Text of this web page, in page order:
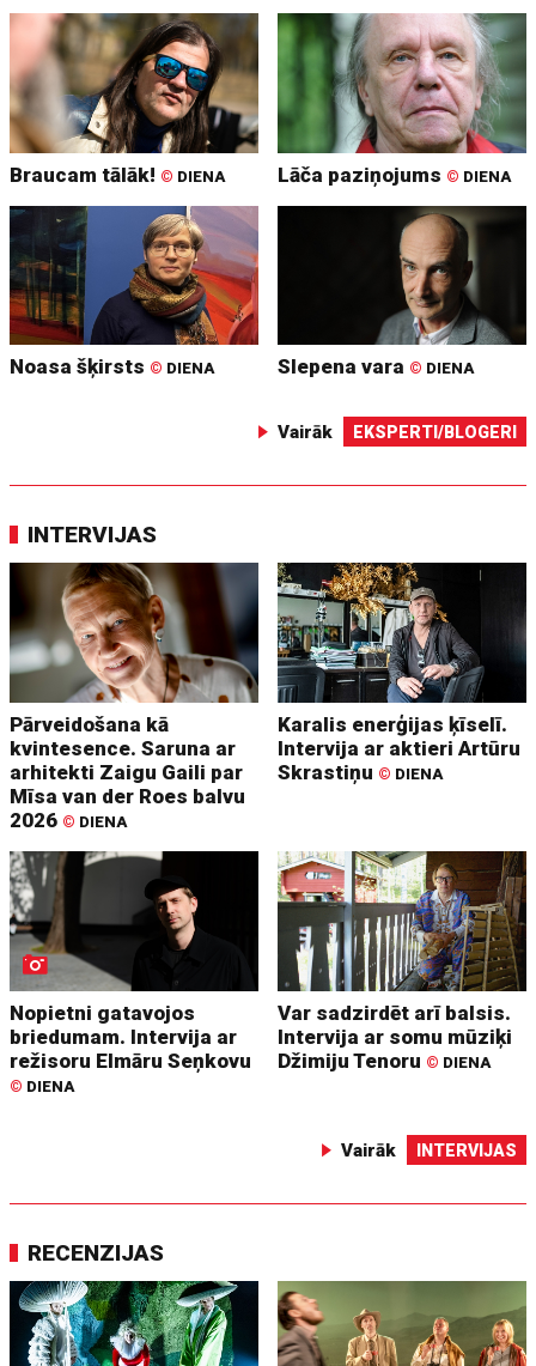
Braucam tālāk! © DIENA Lāča paziņojums © DIENA
Noasa šķirsts © DIENA Slepena vara © DIENA
Vairāk EKSPERTI/BLOGERI
INTERVIJAS
Pārveidošana kā
kvintesence. Saruna ar
arhitekti Zaigu Gaili par
Mīsa van der Roes balvu
2026 © DIENA
Karalis enerģijas ķīselī.
Intervija ar aktieri Artūru
Skrastiņu © DIENA
Nopietni gatavojos
briedumam. Intervija ar
režisoru Elmāru Seņkovu
© DIENA
Var sadzirdēt arī balsis.
Intervija ar somu mūziķi
Džimiju Tenoru © DIENA
Vairāk INTERVIJAS
RECENZIJAS